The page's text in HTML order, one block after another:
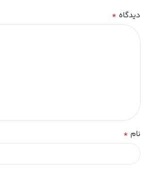
دیدگاه *
نام *